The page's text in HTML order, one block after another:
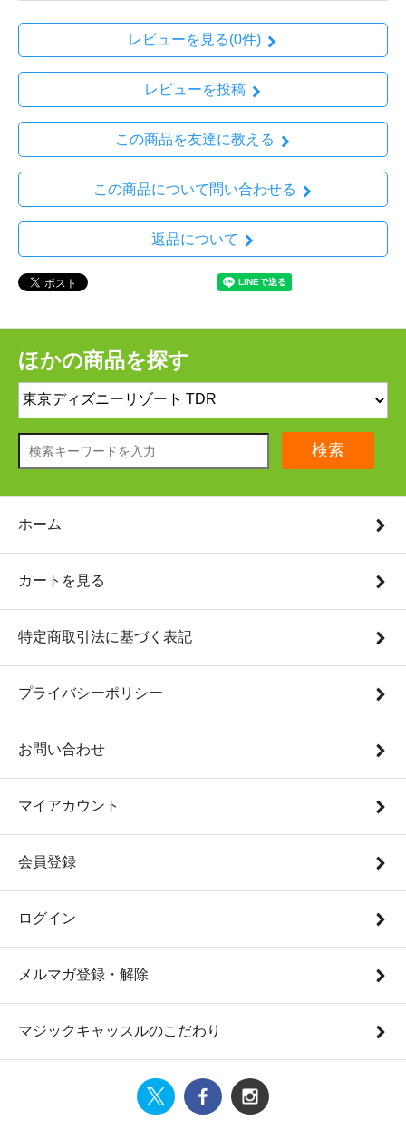
レビューを見る(0件)
レビューを投稿
この商品を友達に教える
この商品について問い合わせる
返品について
ほかの商品を探す
検索
ホーム
カートを見る
特定商取引法に基づく表記
プライバシーポリシー
お問い合わせ
マイアカウント
会員登録
ログイン
メルマガ登録・解除
マジックキャッスルのこだわり